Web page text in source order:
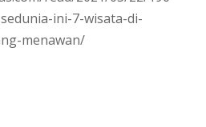
ini-7-wisata-di-
menawan/